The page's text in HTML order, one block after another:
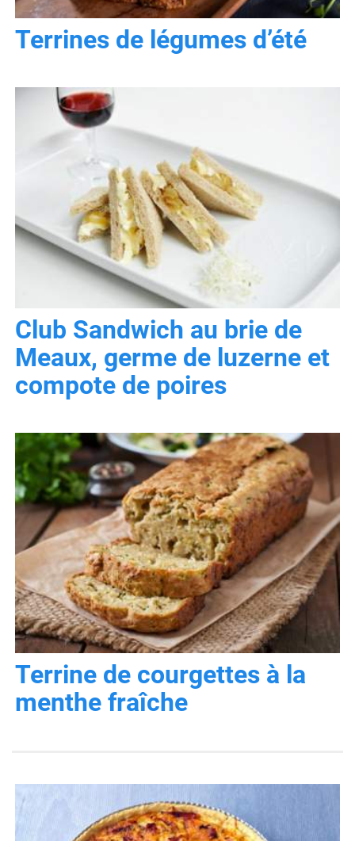
Terrines de légumes d’été
Club Sandwich au brie de
Meaux, germe de luzerne et
compote de poires
Terrine de courgettes à la
menthe fraîche